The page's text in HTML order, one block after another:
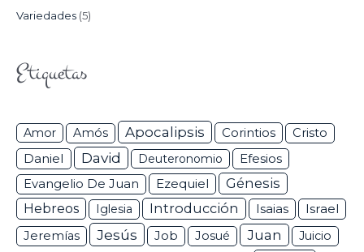
Variedades (5)
Etiquetas
Amor Amós Apocalipsis Corintios Cristo
Daniel David Deuteronomio Efesios
Evangelio De Juan Ezequiel
Génesis
Hebreos
Iglesia Introducción Isaias Israel
Jeremías Jesús Job Josué Juan
Juicio